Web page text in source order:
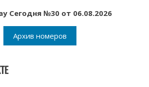
Сегодня №30 от 06.08.2026
Архив номеров